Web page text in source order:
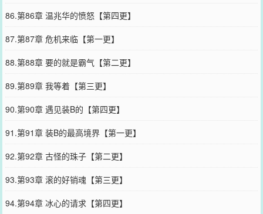
86.第86章 温兆华的愤怒【第四更】
87.第87章 危机来临【第一更】
88.第88章 要的就是霸气【第二更】
89.第89章 我等着【第三更】
90.第90章 遇见装B的【第四更】
91.第91章 装B的最高境界【第一更】
92.第92章 古怪的珠子【第二更】
93.第93章 滚的好销魂【第三更】
94.第94章 冰心的请求【第四更】